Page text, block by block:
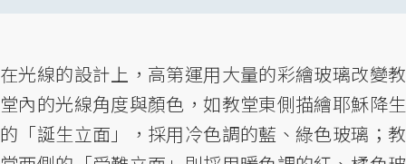
在光線的設計上，高第運用大量的彩繪玻璃改變教
堂內的光線角度與顏色，如教堂東側描繪耶穌降生
的「誕生立面」，採用冷色調的藍、綠色玻璃；教